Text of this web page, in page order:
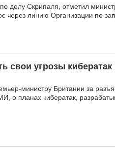
делу Скрипаля, отметил
через линию Организации по
свои угрозы
министру Британии за
о планах кибератак,